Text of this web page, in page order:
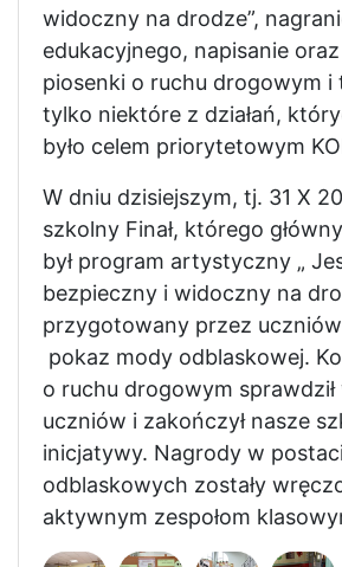
widoczny na drodze”,
edukacyjnego, napisanie
piosenki o ruchu drogowym i
tylko niektóre z działań,
było celem priorytetowym
W dniu dzisiejszym, tj. 31 X
szkolny Finał, którego
był program artystyczny „
bezpieczny i widoczny na
przygotowany przez
pokaz mody odblaskowej.
o ruchu drogowym sprawdził
uczniów i zakończył nasze
inicjatywy. Nagrody w
odblaskowych zostały
aktywnym zespołom